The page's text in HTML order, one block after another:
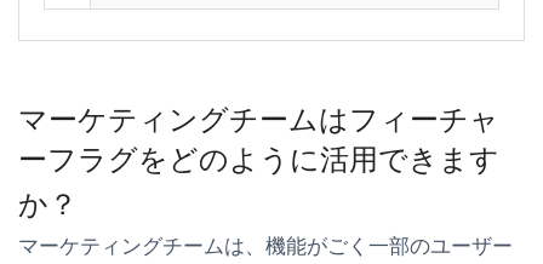
マーケティングチームはフィーチャ
ーフラグをどのように活用できます
か？
マーケティングチームは、機能がごく一部のユーザー